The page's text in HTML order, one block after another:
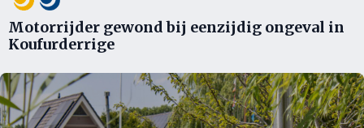
Motorrijder gewond bij eenzijdig ongeval in
Koufurderrige